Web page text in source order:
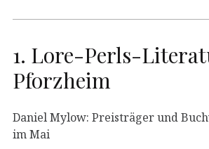
1. Lore-Perls-
Pforzheim
Daniel Mylow: Preisträger und
im Mai